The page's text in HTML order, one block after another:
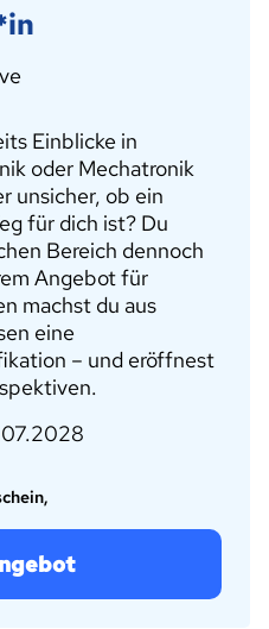
Einblicke in
oder Mechatronik
unsicher, ob ein
für dich ist? Du
Bereich dennoch
Angebot für
machst du aus
eine
– und eröffnest